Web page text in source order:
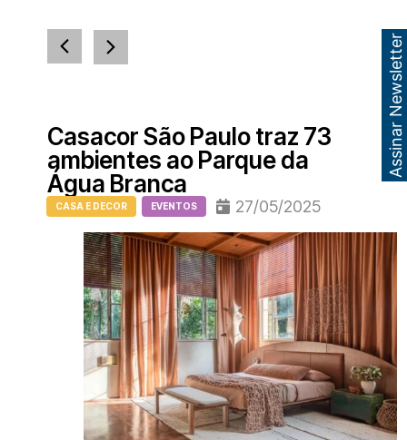
Casacor São Paulo traz 73
ambientes ao Parque da
Água Branca
CASA E DECOR EVENTOS 27/05/2025
Assinar Newsletter